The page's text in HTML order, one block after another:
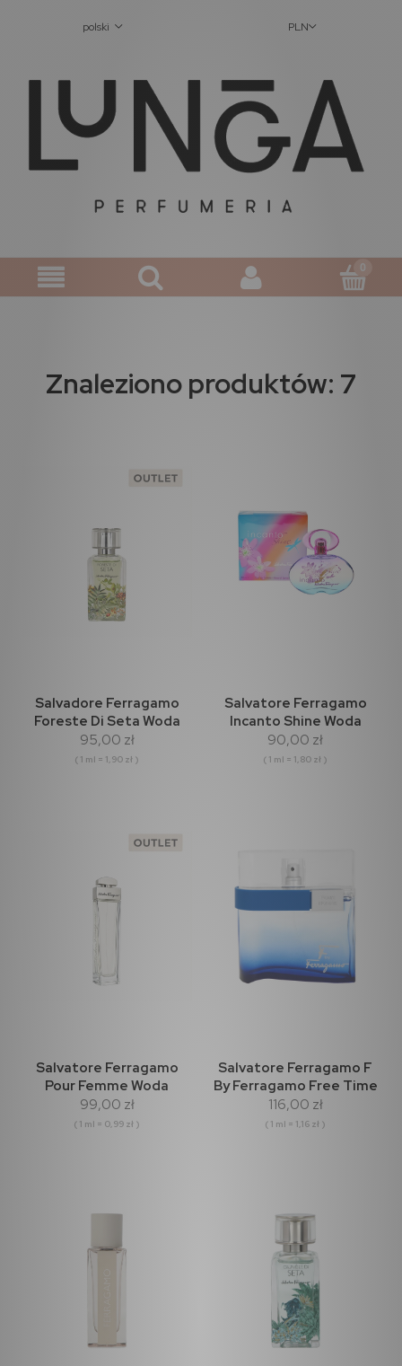
polski PLN
Znaleziono produktów: 7
Salvadore Ferragamo
Foreste Di Seta Woda
perfumowana 50ml
(outlet)
95,00 zł
( 1 ml = 1,90 zł )
Salvatore Ferragamo
Incanto Shine Woda
Toaletowa 50ml
90,00 zł
( 1 ml = 1,80 zł )
Salvatore Ferragamo
Pour Femme Woda
perfumowana 100ml
(outlet)
99,00 zł
( 1 ml = 0,99 zł )
Salvatore Ferragamo F
By Ferragamo Free Time
Woda Toaletowa 100ml
116,00 zł
( 1 ml = 1,16 zł )